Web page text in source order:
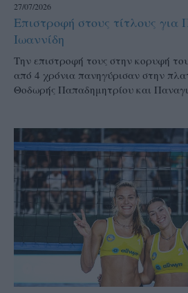
27/07/2026
Επιστροφή στους τίτλους για
Ιωαννίδη
Την επιστροφή τους στην κορυφή
από 4 χρόνια πανηγύρισαν στην
Θοδωρής Παπαδημητρίου και